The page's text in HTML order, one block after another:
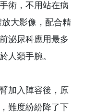
術，不用站在病
大影像，配合精
泌尿科應用最多
人類手腕。
加入陣容後，原
難度紛紛降了下